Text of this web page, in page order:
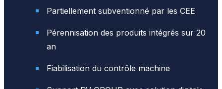
Partiellement subventionné par les CEE
Pérennisation des produits intégrés sur 20
an
Fiabilisation du contrôle machine